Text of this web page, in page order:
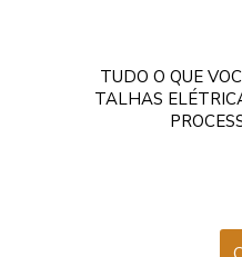
TUDO O QUE
TALHAS